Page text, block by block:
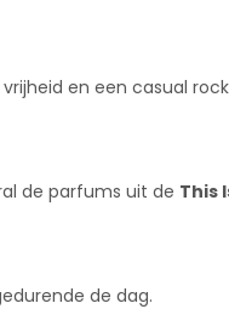
en een casual
de parfums uit de This
de dag.